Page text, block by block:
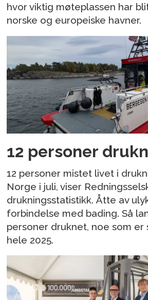
hvor viktig møteplassen har
norske og europeiske havner.
12 personer
12 personer mistet livet i
Norge i juli, viser
drukningsstatistikk. Åtte av
forbindelse med bading. Så
personer druknet, noe som er
hele 2025.